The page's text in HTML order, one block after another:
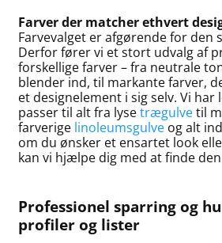
Farver der matcher ethvert
Farvevalget er afgørende for den
Derfor fører vi et stort udvalg af
forskellige farver – fra neutrale
blender ind, til markante farver,
et designelement i sig selv. Vi har
passer til alt fra lysetrægulvetil
farverige linoleumsgulve og alt
om du ønsker et ensartet look
kan vi hjælpe dig med at finde
Professionel sparring og
profiler og lister